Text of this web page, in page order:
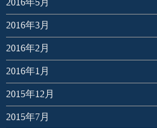
2016年5月
2016年3月
2016年2月
2016年1月
2015年12月
2015年7月